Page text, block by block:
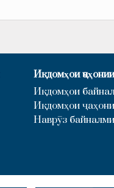
Иқдомҳои
Иқдомҳои
Иқдомҳои
Наврӯз